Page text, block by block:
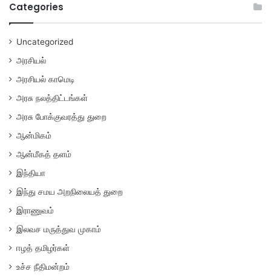
Categories
Uncategorized
அரசியல்
அரசியல் காமெடி
அரசு நலத்திட்டங்கள்
அரசு போக்குவரத்து துறை
ஆன்மிகம்
ஆன்மீகத் தளம்
இந்தியா
இந்து சமய அறநிலையத் துறை
இராணுவம்
இலவச மருத்துவ முகாம்
ஈழத் தமிழர்கள்
உச்ச நீதிமன்றம்